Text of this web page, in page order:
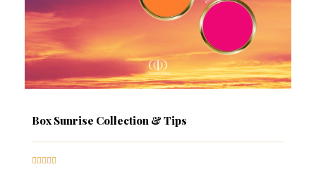
Box Sunrise Collection & Tips
